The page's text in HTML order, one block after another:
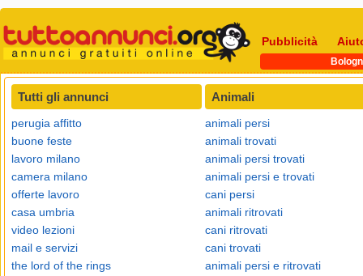
Pubblicità
Tutti gli annunci
perugia affitto
buone feste
lavoro milano
camera milano
offerte lavoro
casa umbria
video lezioni
mail e servizi
the lord of the rings
Animali
animali persi
animali trovati
animali persi trovati
animali persi e trovati
cani persi
animali ritrovati
cani ritrovati
cani trovati
animali persi e ritrovati